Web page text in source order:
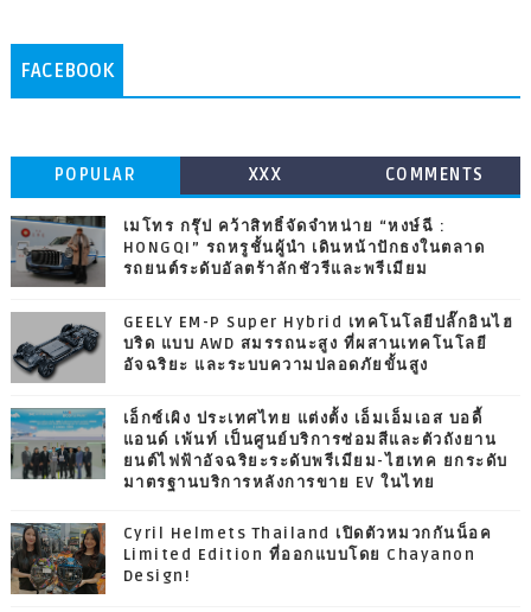
FACEBOOK
POPULAR XXX COMMENTS
เมโทร กรุ๊ป คว้าสิทธิ์จัดจำหน่าย “หงษ์ฉี :
HONGQI” รถหรูชั้นผู้นำ เดินหน้าปักธงในตลาด
รถยนต์ระดับอัลตร้าลักชัวรีและพรีเมียม
GEELY EM-P Super Hybrid เทคโนโลยีปลั๊กอินไฮ
บริด แบบ AWD สมรรถนะสูง ที่ผสานเทคโนโลยี
อัจฉริยะ และระบบความปลอดภัยขั้นสูง
เอ็กซ์เผิง ประเทศไทย แต่งตั้ง เอ็มเอ็มเอส บอดี้
แอนด์ เพ้นท์ เป็นศูนย์บริการซ่อมสีและตัวถังยาน
ยนต์ไฟฟ้าอัจฉริยะระดับพรีเมียม-ไฮเทค ยกระดับ
มาตรฐานบริการหลังการขาย EV ในไทย
Cyril Helmets Thailand เปิดตัวหมวกกันน็อค
Limited Edition ที่ออกแบบโดย Chayanon
Design!